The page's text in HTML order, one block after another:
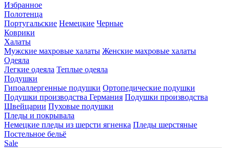
Избранное
Полотенца
Португальские Немецкие Черные
Коврики
Халаты
Мужские махровые халаты Женские махровые халаты
Одеяла
Легкие одеяла Теплые одеяла
Подушки
Гипоаллергенные подушки Ортопедические подушки
Подушки производства Германия Подушки производства
Швейцарии Пуховые подушки
Пледы и покрывала
Немецкие пледы из шерсти ягненка Пледы шерстяные
Постельное бельё
Sale